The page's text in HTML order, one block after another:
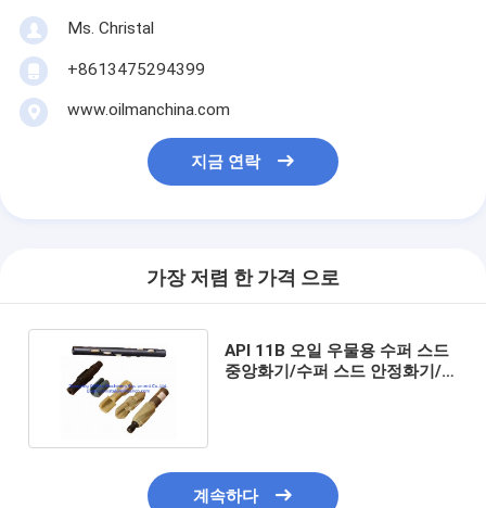
Ms. Christal
+8613475294399
www.oilmanchina.com
지금 연락
가장 저렴 한 가격 으로
API 11B 오일 우물용 수퍼 스드
중앙화기/수퍼 스드 안정화기/
계속하다